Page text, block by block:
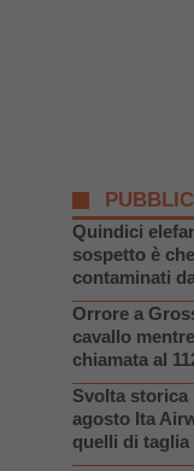
Quindici
sospetto è
contaminati
Orrore a
cavallo
chiamata al
Svolta storica
agosto Ita
quelli di taglia